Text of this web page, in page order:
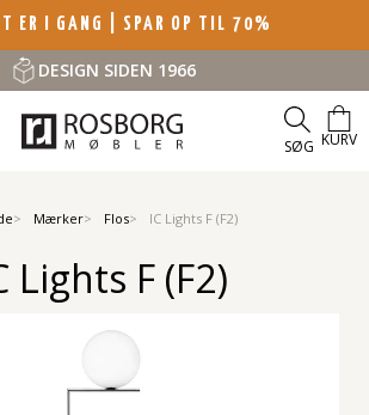
ER I GANG | SPAR OP TIL 70%
DESIGN SIDEN 1966
SØG KURV
Mærker Flos IC Lights F (F2)
Lights F (F2)